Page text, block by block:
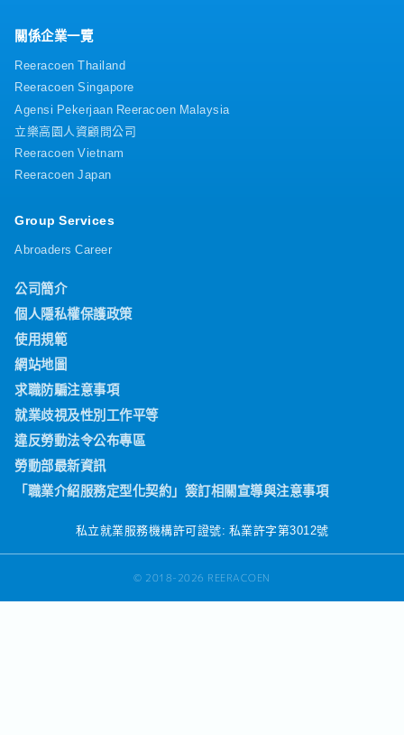
關係企業一覽
Reeracoen Thailand
Reeracoen Singapore
Agensi Pekerjaan Reeracoen Malaysia
立樂高園人資顧問公司
Reeracoen Vietnam
Reeracoen Japan
Group Services
Abroaders Career
公司簡介
個人隱私權保護政策
使用規範
網站地圖
求職防騙注意事項
就業歧視及性別工作平等
違反勞動法令公布專區
勞動部最新資訊
「職業介紹服務定型化契約」簽訂相關宣導與注意事項
私立就業服務機構許可證號: 私業許字第3012號
© 2018-2026 REERACOEN